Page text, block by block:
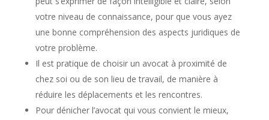
votre niveau de connaissance, pour que vous ayez
une bonne compréhension des aspects juridiques de
votre problème.
Il est pratique de choisir un avocat à proximité de
chez soi ou de son lieu de travail, de manière à
réduire les déplacements et les rencontres.
Pour dénicher l’avocat qui vous convient le mieux,